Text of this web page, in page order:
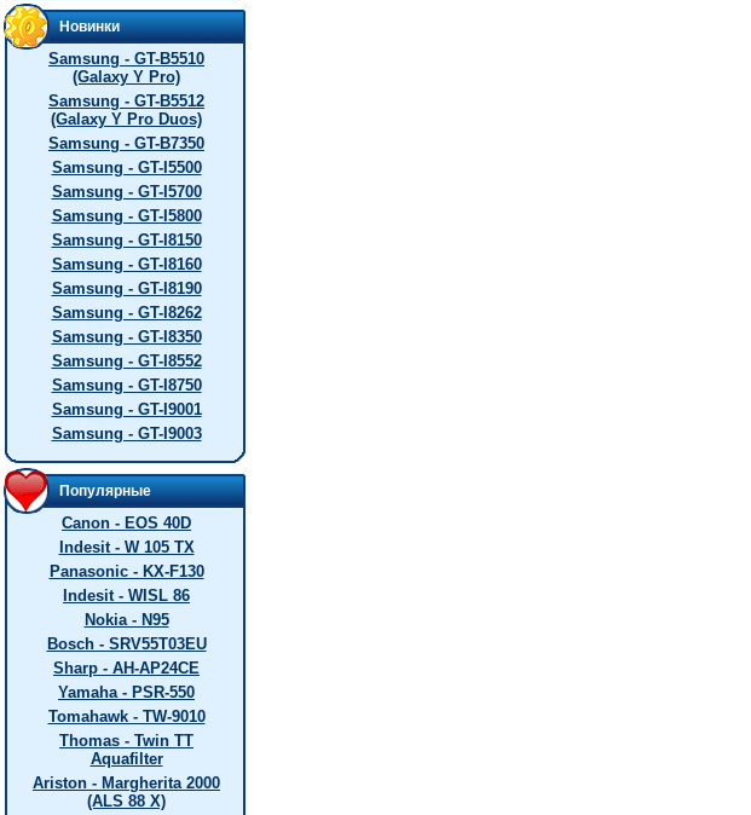
Новинки
Samsung - GT-B5510
(Galaxy Y Pro)
Samsung - GT-B5512
(Galaxy Y Pro Duos)
Samsung - GT-B7350
Samsung - GT-I5500
Samsung - GT-I5700
Samsung - GT-I5800
Samsung - GT-I8150
Samsung - GT-I8160
Samsung - GT-I8190
Samsung - GT-I8262
Samsung - GT-I8350
Samsung - GT-I8552
Samsung - GT-I8750
Samsung - GT-I9001
Samsung - GT-I9003
Популярные
Canon - EOS 40D
Indesit - W 105 TX
Panasonic - KX-F130
Indesit - WISL 86
Nokia - N95
Bosch - SRV55T03EU
Sharp - AH-AP24CE
Yamaha - PSR-550
Tomahawk - TW-9010
Thomas - Twin TT
Aquafilter
Ariston - Margherita 2000
(ALS 88 X)